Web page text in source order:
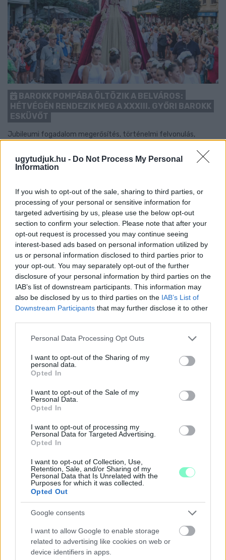
ugytudjuk.hu - Do Not Process My Personal
Information
If you wish to opt-out of the sale, sharing to third parties, or
processing of your personal or sensitive information for
targeted advertising by us, please use the below opt-out
section to confirm your selection. Please note that after your
opt-out request is processed you may continue seeing
interest-based ads based on personal information utilized by
us or personal information disclosed to third parties prior to
your opt-out. You may separately opt-out of the further
disclosure of your personal information by third parties on the
IAB’s list of downstream participants. This information may
also be disclosed by us to third parties on the IAB’s List of
Downstream Participants that may further disclose it to other
Please note that this website/app uses one or more Google
not limited to your visit or usage behaviour. You may click to
grant or deny consent to Google and its third-party tags to
use your data for below specified purposes in below Google
consent section.
Personal Data Processing Opt Outs
I want to opt-out of the Sharing of my
personal data.
Opted In
I want to opt-out of the Sale of my
Personal Data.
Opted In
I want to opt-out of processing my
Personal Data for Targeted Advertising.
Opted In
I want to opt-out of Collection, Use,
Retention, Sale, and/or Sharing of my
Personal Data that Is Unrelated with the
Purposes for which it was collected.
Opted Out
Google consents
I want to allow Google to enable storage
related to advertising like cookies on web or
device identifiers in apps.
BAROKK POMPÁBA ÖLTÖZIK A BELVÁROS:
HÉTVÉGÉN RENDEZIK MEG A XXXIII. GYŐRI BAROKK
ESKÜVŐT
Jubileumi fogadalom megerősítés, történelmi felvonulás,
7–8-án.
EXTRA: A VÁSÁRCSARNOKBAN NYITJA ÚJ ÉVADÁT
A GYŐRI FILHARMONIKUS ZENEKAR
rendhagyó helyszínen találkozhat a közönség a klasszikus
zenével.
Szólj hozzá!